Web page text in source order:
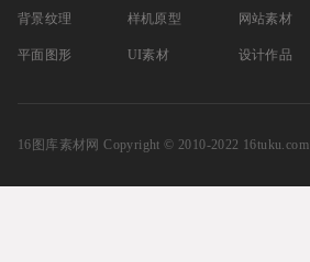
背景纹理
平面图形
样机原型
UI素材
网站素材
设计作品
16图库素材网 Copyright © 2010-2022 16tuku.com